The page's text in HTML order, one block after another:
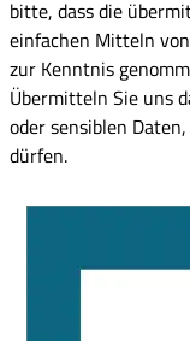
bitte, dass die
einfachen Mitteln
zur Kenntnis
Übermitteln Sie uns
oder sensiblen
dürfen.